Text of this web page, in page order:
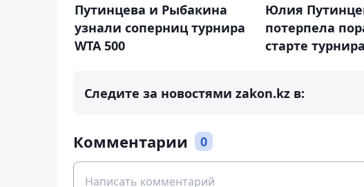
Путинцева и Рыбакина
узнали соперниц турнира
WTA 500
Юлия
потерпела
старте
Следите за новостями zakon.kz в:
Комментарии 0